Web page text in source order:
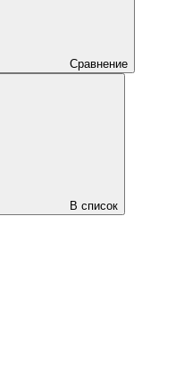
Сравнение
В список